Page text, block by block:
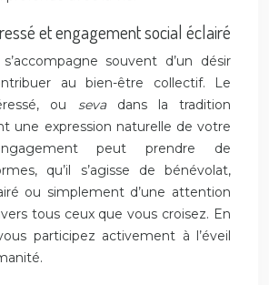
et engagement social éclairé
s’accompagne souvent d’un désir
au bien-être collectif. Le
ou seva dans la tradition
une expression naturelle de votre
peut prendre de
qu’il s’agisse de bénévolat,
ou simplement d’une attention
tous ceux que vous croisez. En
participez activement à l’éveil